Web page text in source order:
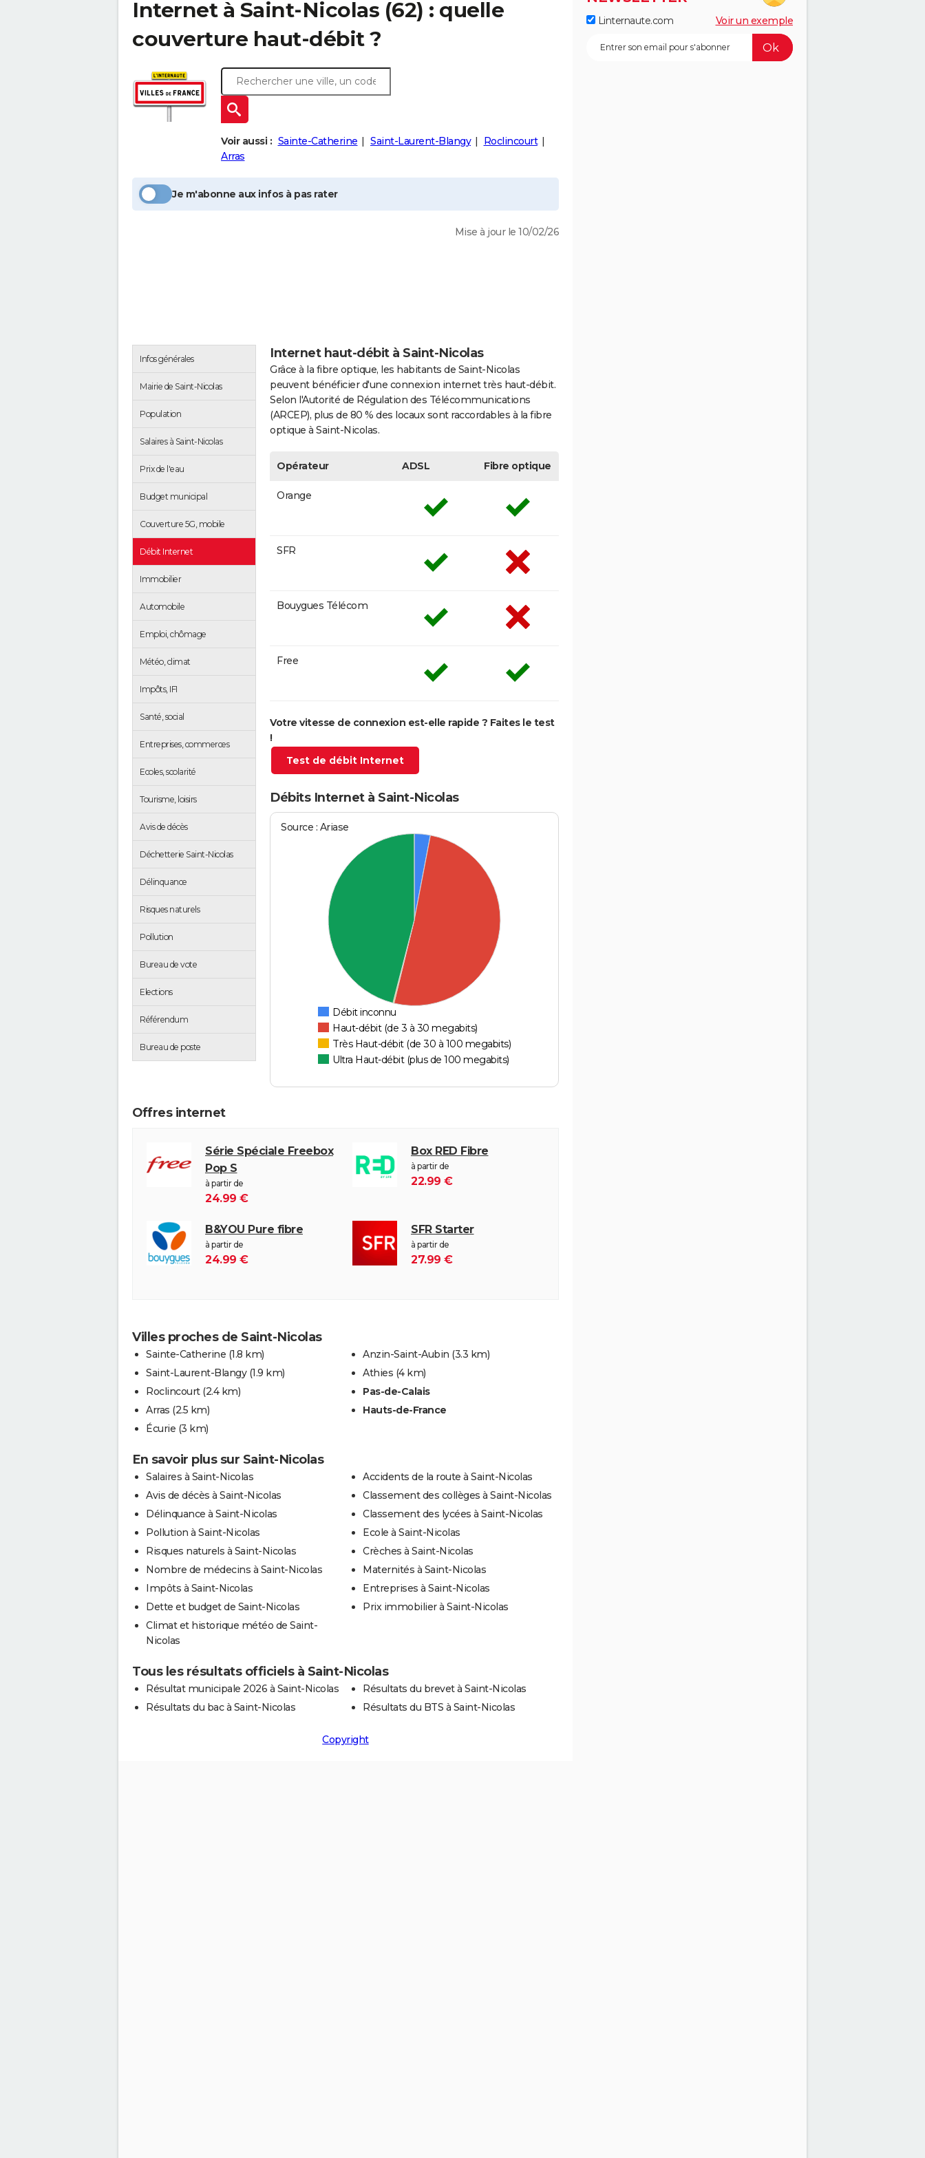
Internet à Saint-Nicolas (62) : quelle
couverture haut-débit ?
Voir aussi : Sainte-Catherine Saint-Laurent-Blangy
Roclincourt
Arras
Je m'abonne aux infos à pas rater
Mise à jour le 10/02/26
Infos générales
Mairie de Saint-Nicolas
Population
Salaires à Saint-Nicolas
Prix de l'eau
Budget municipal
Couverture 5G, mobile
Débit Internet
Immobilier
Automobile
Emploi, chômage
Météo, climat
Impôts, IFI
Santé, social
Entreprises, commerces
Ecoles, scolarité
Tourisme, loisirs
Avis de décès
Déchetterie Saint-Nicolas
Délinquance
Risques naturels
Pollution
Bureau de vote
Elections
Référendum
Bureau de poste
Internet haut-débit à Saint-Nicolas
Grâce à la fibre optique, les habitants de Saint-Nicolas
peuvent bénéficier d'une connexion internet très haut-débit.
Selon l'Autorité de Régulation des Télécommunications
(ARCEP), plus de 80 % des locaux sont raccordables à la fibre
optique à Saint-Nicolas.
Opérateur ADSL Fibre optique
Orange
SFR
Bouygues Télécom
Free
Votre vitesse de connexion est-elle rapide ? Faites le test
!
Test de débit Internet
Débits Internet à Saint-Nicolas
Source : Ariase
Débit inconnu
Haut-débit (de 3 à 30 megabits)
Très Haut-débit (de 30 à 100 megabits)
Ultra Haut-débit (plus de 100 megabits)
Offres internet
Série Spéciale Freebox
Pop S
à partir de
24.99 €
Box RED Fibre
à partir de
22.99 €
B&YOU Pure fibre
à partir de
24.99 €
SFR Starter
à partir de
27.99 €
Villes proches de Saint-Nicolas
Sainte-Catherine (1.8 km)
Saint-Laurent-Blangy (1.9 km)
Roclincourt (2.4 km)
Arras (2.5 km)
Écurie (3 km)
Anzin-Saint-Aubin (3.3 km)
Athies (4 km)
Pas-de-Calais
Hauts-de-France
En savoir plus sur Saint-Nicolas
Salaires à Saint-Nicolas
Avis de décès à Saint-Nicolas
Délinquance à Saint-Nicolas
Pollution à Saint-Nicolas
Risques naturels à Saint-Nicolas
Nombre de médecins à Saint-Nicolas
Impôts à Saint-Nicolas
Dette et budget de Saint-Nicolas
Climat et historique météo de Saint-
Nicolas
Accidents de la route à Saint-Nicolas
Classement des collèges à Saint-Nicolas
Classement des lycées à Saint-Nicolas
Ecole à Saint-Nicolas
Crèches à Saint-Nicolas
Maternités à Saint-Nicolas
Entreprises à Saint-Nicolas
Prix immobilier à Saint-Nicolas
Tous les résultats officiels à Saint-Nicolas
Résultat municipale 2026 à Saint-Nicolas
Résultats du bac à Saint-Nicolas
Résultats du brevet à Saint-Nicolas
Résultats du BTS à Saint-Nicolas
Copyright
Linternaute.com Voir un exemple